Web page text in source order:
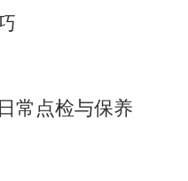
常点检与保养